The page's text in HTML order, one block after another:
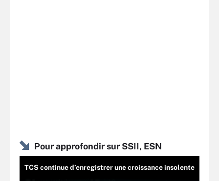
Pour approfondir sur SSII, ESN
TCS continue d’enregistrer une croissance insolente